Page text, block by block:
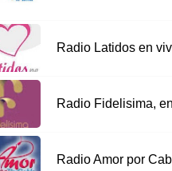
Radio Latidos en
Radio Fidelisima,
Radio Amor por